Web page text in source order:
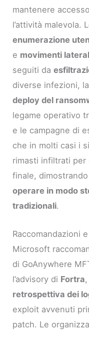
mantenere
l’attività malevola.
enumerazione
e movimenti
seguiti da
diverse infezioni,
deploy del
legame operativo
e le campagne di
che in molti casi i
rimasti infiltrati per
finale,
operare in modo
tradizionali.
Raccomandazioni
Microsoft
di GoAnywhere
l’advisory di Fortra
retrospettiva dei
exploit avvenuti
patch. Le